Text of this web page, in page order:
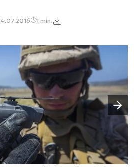
1 min.
Następny slajd